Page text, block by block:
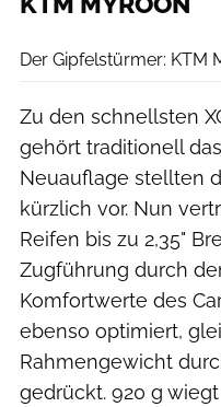
Der Gipfelstürmer: KTM
Zu den schnellsten
gehört traditionell
Neuauflage stellten
kürzlich vor. Nun
Reifen bis zu 2,35"
Zugführung durch
Komfortwerte des
ebenso optimiert,
Rahmengewicht
gedrückt. 920 g